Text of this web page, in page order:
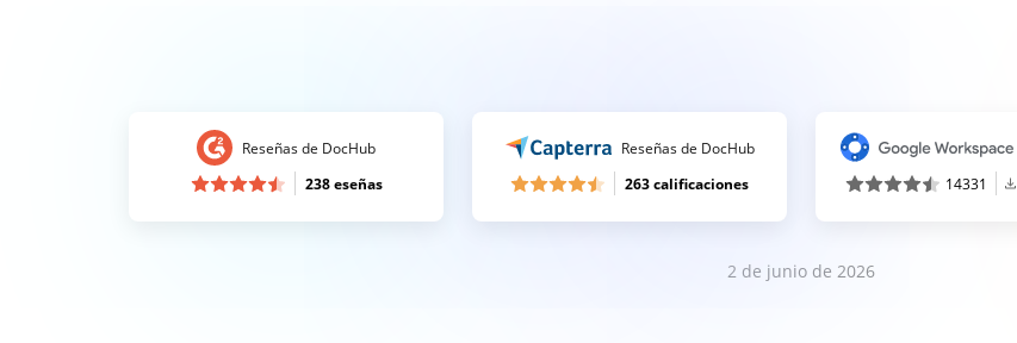
Reseñas de DocHub
238 eseñas
Reseñas de DocHub
263 calificaciones
14331
2 de junio de 2026